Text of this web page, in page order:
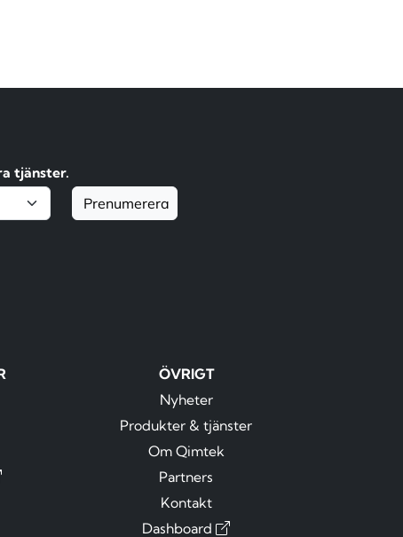
tjänster.
Prenumerera
ÖVRIGT
Nyheter
Produkter & tjänster
Om Qimtek
Partners
Kontakt
Dashboard